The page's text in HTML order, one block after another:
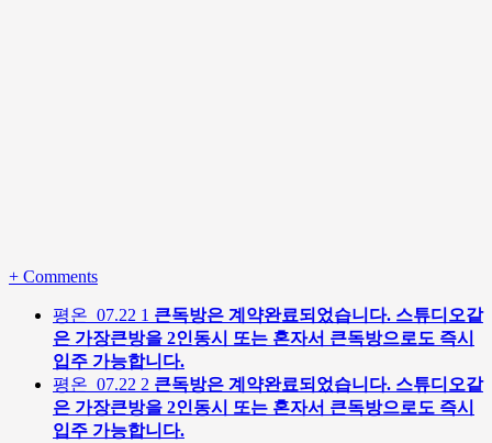
+ Comments
평온 07.22 1 큰독방은 계약완료되었습니다. 스튜디오같
은 가장큰방을 2인동시 또는 혼자서 큰독방으로도 즉시
입주 가능합니다.
평온 07.22 2 큰독방은 계약완료되었습니다. 스튜디오같
은 가장큰방을 2인동시 또는 혼자서 큰독방으로도 즉시
입주 가능합니다.